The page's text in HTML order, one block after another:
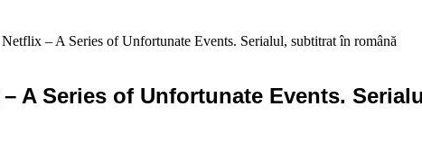
– A Series of Unfortunate Events. Serialul, subtitrat în română
A Series of Unfortunate Events.